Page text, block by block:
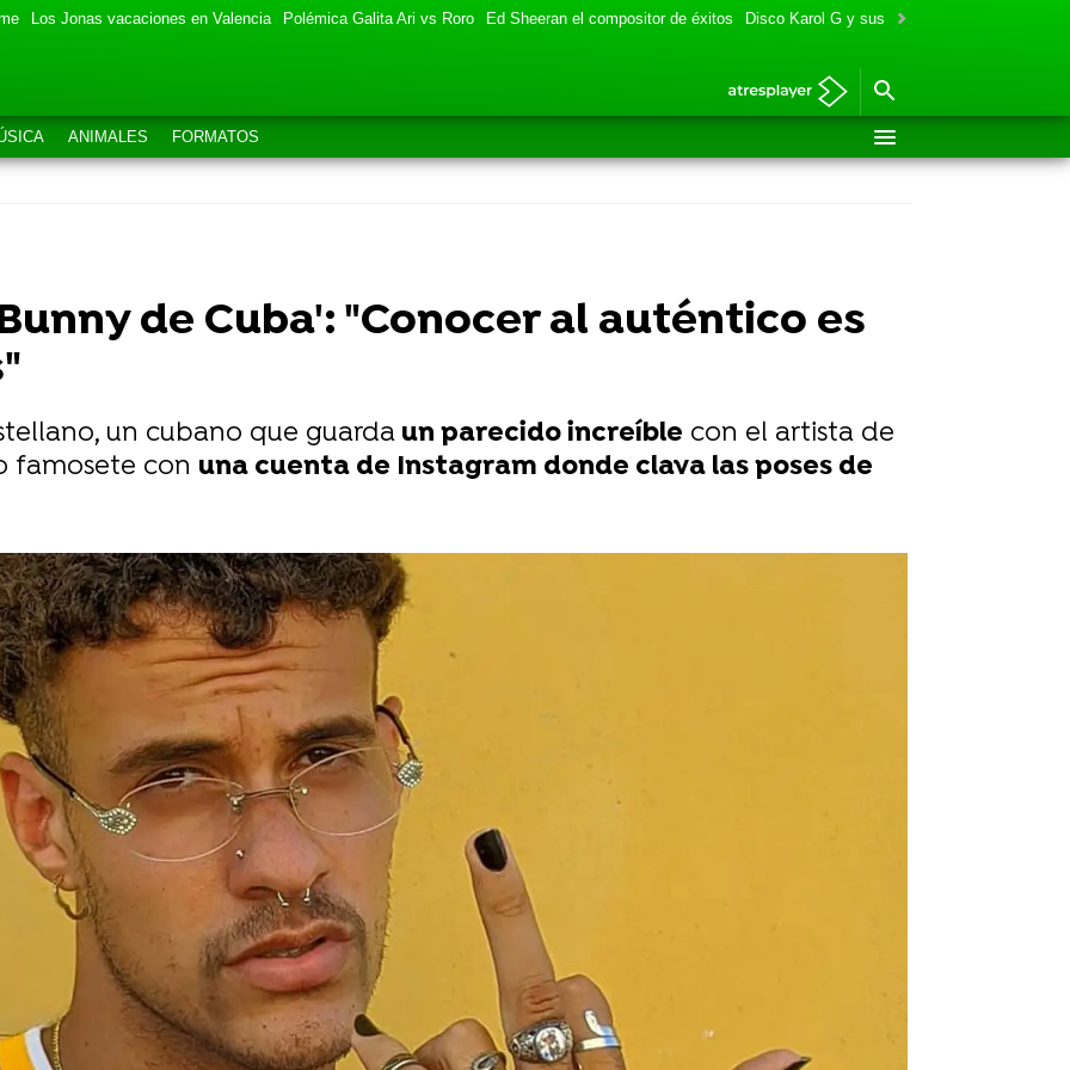
Los Jonas vacaciones en Valencia Polémica Galita Ari vs Roro Ed Sheeran el compositor de éxitos Disco Karol G y sus colaboraciones
ANIMALES FORMATOS
de Cuba': "Conocer al auténtico es
un cubano que guarda un parecido increíble con el artista de
famosete con una cuenta de Instagram donde clava las poses de